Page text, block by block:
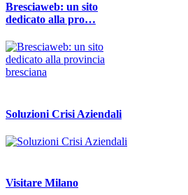
Bresciaweb: un sito
dedicato alla pro…
Soluzioni Crisi Aziendali
Visitare Milano